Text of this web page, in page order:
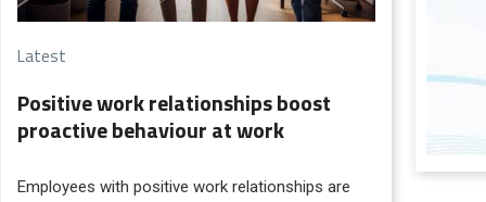
Latest
Positive work relationships boost
proactive behaviour at work
Employees with positive work relationships are